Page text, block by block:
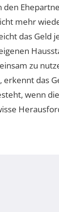
mehr
das Geld
zu
, erkennt das
wenn